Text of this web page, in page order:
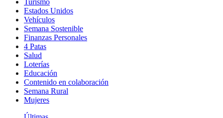
Estados Unidos
Vehículos
Semana Sostenible
Finanzas Personales
4 Patas
Salud
Loterías
Educación
Contenido en colaboración
Semana Rural
Mujeres